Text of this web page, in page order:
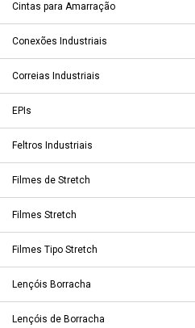
Cintas para Amarração
Conexões Industriais
Correias Industriais
EPIs
Feltros Industriais
Filmes de Stretch
Filmes Stretch
Filmes Tipo Stretch
Lençóis Borracha
Lençóis de Borracha